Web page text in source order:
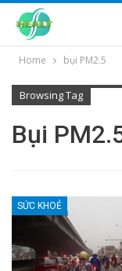
Home bụi PM2.5
Browsing Tag
Bụi
SỨC KHOẺ